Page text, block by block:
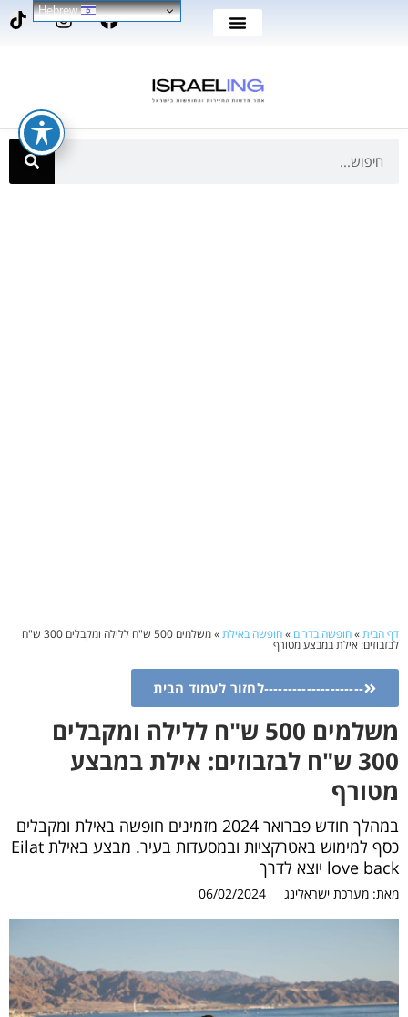
דף הבית»חופשה בדרום »חופשה באילת» משלמים 500 ש"ח ללילה ומקבלים 300 ש"ח
לבזבוזים: אילת במבצע מטורף
---------------------לחזור לעמוד הבית
משלמים 500 ש"ח ללילה ומקבלים
300 ש"ח לבזבוזים: אילת במבצע
מטורף
במהלך חודש פברואר 2024 מזמינים חופשה באילת ומקבלים
כסף למימוש באטרקציות ובמסעדות בעיר. מבצע באילת Eilat
love back יוצא לדרך
מאת: מערכת ישראלינג 06/02/2024
Hebrew